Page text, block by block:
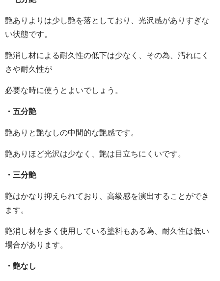
艶ありよりは少し艶を落としており、光沢感がありすぎな
い状態です。
艶消し材による耐久性の低下は少なく、その為、汚れにく
さや耐久性が
必要な時に使うとよいでしょう。
・五分艶
艶ありと艶なしの中間的な艶感です。
艶ありほど光沢は少なく、艶は目立ちにくいです。
・三分艶
艶はかなり抑えられており、高級感を演出することができ
ます。
艶消し材を多く使用している塗料もある為、耐久性は低い
場合があります。
・艶なし